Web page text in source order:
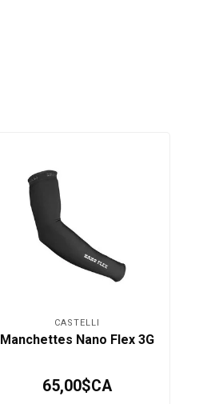
CASTELLI
Manchettes Nano Flex 3G
65,00$CA